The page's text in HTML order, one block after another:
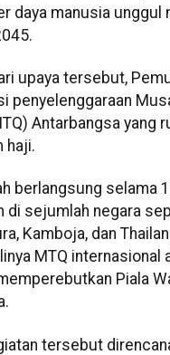
daya manusia unggul
upaya tersebut,
penyelenggaraan
Antarbangsa yang
haji.
berlangsung selama
di sejumlah negara
Kamboja, dan
MTQ internasional
Piala
tersebut